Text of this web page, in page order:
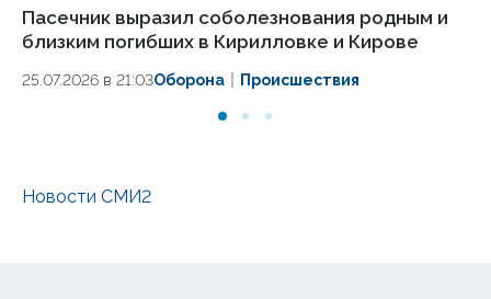
Пасечник выразил соболезнования родным и
близким погибших в Кирилловке и Кирове
25.07.2026 в 21:03Оборона Происшествия
Новости СМИ2